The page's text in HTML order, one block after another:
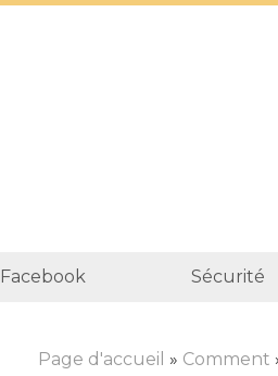
Facebook Sécurité
Page d'accueil » Comment